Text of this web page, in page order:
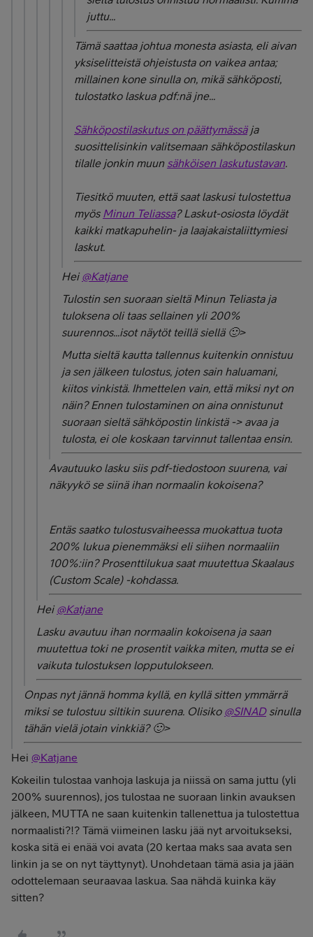
juttu...
Tämä saattaa johtua monesta asiasta, eli aivan
yksiselitteistä ohjeistusta on vaikea antaa;
millainen kone sinulla on, mikä sähköposti,
tulostatko laskua pdf:nä jne...
Sähköpostilaskutus on päättymässäja
suosittelisinkinvalitsemaan sähköpostilaskun
tilalle jonkin muun sähköisen laskutustavan.
Tiesitkö muuten, että saat laskusi tulostettua
myös Minun Teliassa? Laskut-osiosta löydät
kaikki matkapuhelin- ja laajakaistaliittymiesi
laskut.
Hei@Katjane
Tulostin sen suoraan sieltä Minun Teliasta ja
tuloksena oli taas sellainen yli 200%
suurennos...isot näytöt teillä siellä 🙂>
Mutta sieltä kautta tallennus kuitenkin onnistuu
ja sen jälkeen tulostus, joten sain haluamani,
kiitos vinkistä. Ihmettelen vain, että miksi nyt on
näin? Ennen tulostaminen on aina onnistunut
suoraan sieltä sähköpostin linkistä -> avaa ja
tulosta, ei ole koskaan tarvinnut tallentaa ensin.
Avautuuko lasku siis pdf-tiedostoon suurena, vai
näkyykö se siinä ihan normaalin kokoisena?
Entäs saatko tulostusvaiheessa muokattua tuota
200% lukua pienemmäksi eli siihen normaaliin
100%:iin? Prosenttilukua saat muutettua Skaalaus
(Custom Scale) -kohdassa.
Hei@Katjane
Lasku avautuu ihan normaalin kokoisena ja saan
muutettua toki ne prosentit vaikka miten, mutta se ei
vaikuta tulostuksen lopputulokseen.
Onpas nyt jännä homma kyllä, en kyllä sitten ymmärrä
miksi se tulostuu siltikin suurena. Olisiko @SINADsinulla
tähän vielä jotain vinkkiä? 🙂>
Hei @Katjane
Kokeilin tulostaa vanhoja laskuja ja niissä on sama juttu (yli
200% suurennos), jos tulostaa ne suoraan linkin avauksen
jälkeen, MUTTA ne saan kuitenkin tallenettua ja tulostettua
normaalisti?!? Tämä viimeinen lasku jää nyt arvoitukseksi,
koska sitä ei enää voi avata (20 kertaa maks saa avata sen
linkin ja se on nyt täyttynyt). Unohdetaan tämä asia ja jään
odottelemaan seuraavaa laskua. Saa nähdä kuinka käy
sitten?